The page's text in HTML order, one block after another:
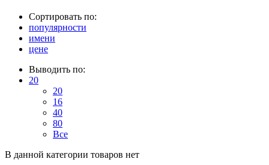
Сортировать по:
популярности
имени
цене
Выводить по:
20
20
16
40
80
Все
В данной категории товаров нет